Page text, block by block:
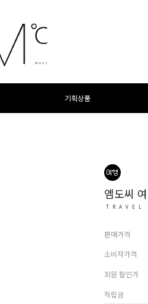
기획상품
엠도씨
TRAVEL
판매가격
소비자가격
회원 할인가
적립금